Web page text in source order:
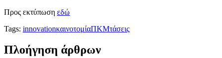
Προς εκτύπωση εδώ
Tags: innovationκαινοτομίαΠΚΜτάσεις
Πλοήγηση άρθρων